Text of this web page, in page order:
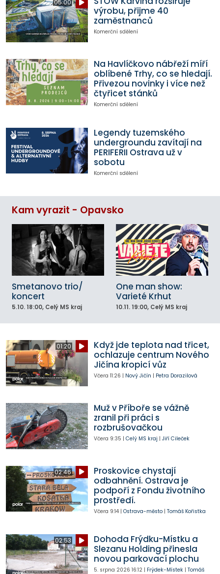
05:00
výrobu, přijme 40
zaměstnanců
Komerční sdělení
Na Havlíčkovo nábřeží míří
oblíbené Trhy, co se hledají.
Přivezou novinky i více než
čtyřicet stánků
Komerční sdělení
Legendy tuzemského
undergroundu zavítají na
PERIFERII Ostrava už v
sobotu
Komerční sdělení
Kam vyrazit - Opavsko
Smetanovo trio/
koncert
5.10. 18:00, Celý MS kraj
One man show:
Varieté Krhut
10.11. 19:00, Celý MS kraj
01:20
Když jde teplota nad třicet,
ochlazuje centrum Nového
Jičína kropicí vůz
Včera 11:26 | Nový Jičín | Petra Dorazilová
Muž v Příboře se vážně
zranil při práci s
rozbrušovačkou
Včera 9:35 | Celý MS kraj | Jiří Cileček
02:46
Proskovice chystají
odbahnění. Ostrava je
podpoří z Fondu životního
prostředí.
Včera 9:14| Ostrava-město| Tomáš Kořistka
02:53
Dohoda Frýdku-Místku a
Slezanu Holding přinesla
novou parkovací plochu
5. srpna 2026 16:12| Frýdek-Místek| Tomáš